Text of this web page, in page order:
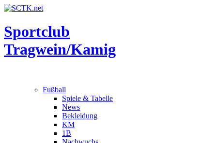
Sportclub
Tragwein/Kamig
Fußball
Spiele & Tabelle
News
Bekleidung
KM
1B